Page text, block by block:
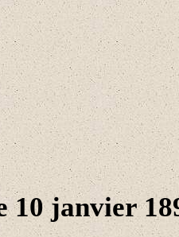
10 janvier